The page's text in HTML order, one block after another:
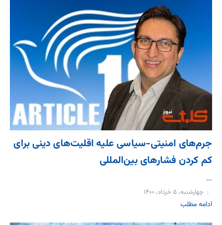
جرم‌های امنیتی-سیاسی علیه اقلیت‌های دینی برای
کم کردن فشارهای بین‌المللی
...
چهارشنبه، ۵ خرداد، ۱۴۰۰
ادامه مطلب